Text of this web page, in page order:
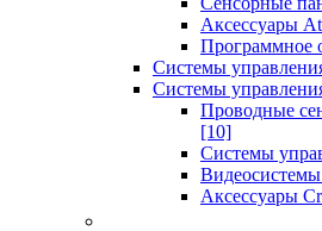
Аксессуары
Программное
Системы
Системы
Проводные
[10]
Системы
Видеосистемы
Аксессуары